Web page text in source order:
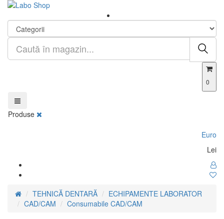
0
Produse
Euro
Lei
TEHNICĂ DENTARĂ
ECHIPAMENTE LABORATOR
CAD/CAM
Consumabile CAD/CAM